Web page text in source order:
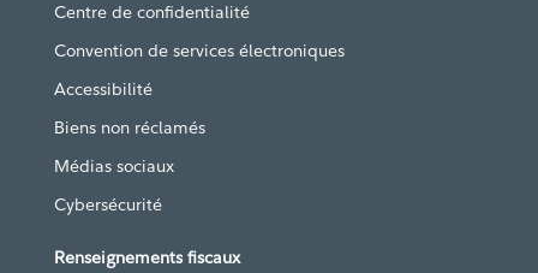
Centre de confidentialité
Convention de services électroniques
Accessibilité
Biens non réclamés
Médias sociaux
Cybersécurité
Renseignements fiscaux